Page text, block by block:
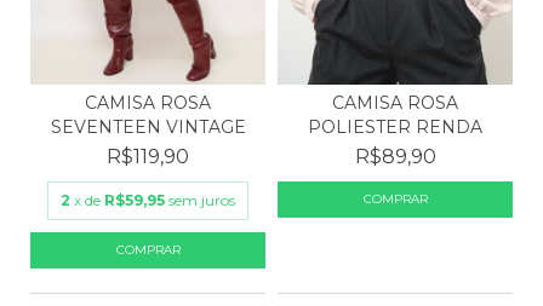
CAMISA ROSA
SEVENTEEN VINTAGE
R$119,90
2 x de R$59,95 sem juros
CAMISA ROSA
POLIESTER RENDA
R$89,90